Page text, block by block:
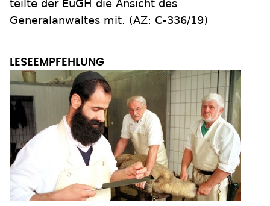
teilte der EuGH die Ansicht des
Generalanwaltes mit. (AZ: C-336/19)